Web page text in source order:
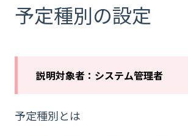
予定種別の設定
説明対象者：システム管理者
予定種別とは